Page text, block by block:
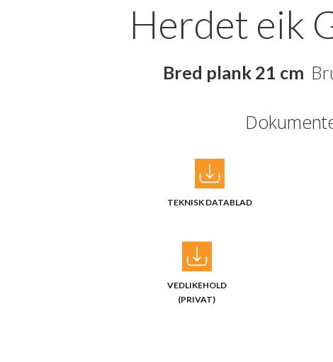
Herdet eik
Bred plank 21 cm
TEKNISK DATABLAD
VEDLIKEHOLD
(PRIVAT)